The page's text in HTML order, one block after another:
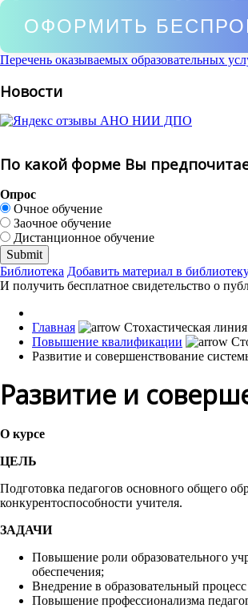
ОФОРМИТЬ
Перечень оказываемых образовательных
Новости
По какой форме Вы
Опрос
Очное обучение
Заочное обучение
Дистанционное обучение
Библиотека Добавить материал в
И получить бесплатное свидетельство о
Главная
Повышение квалификации
Развитие и совершенствование
Развитие и
О курсе
ЦЕЛЬ
Подготовка педагогов основного общего
конкурентоспособности учителя.
ЗАДАЧИ
Повышение роли образовательного
обеспечения;
Внедрение в образовательный
Повышение профессионализма